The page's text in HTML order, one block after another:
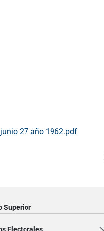
27 año 1962.pdf
Superior
Electorales